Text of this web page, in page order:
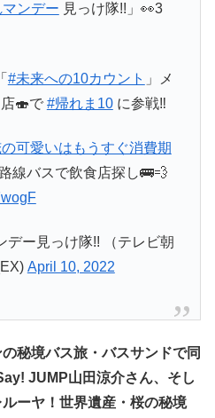
ンデー 見っけ隊!!」👀3
#未来への10カウント 」メ
🍣で #帰れま10に参戦‼️
可愛いはもうすぐ消費期
線バスで飲食店探し🚌💨
ー見っけ隊!! （テレビ朝
April 10, 2022
秘境バス旅・バスサンドで同
JUMP山田涼介さん、そし
ーヤ！世界遺産・桜の秘境